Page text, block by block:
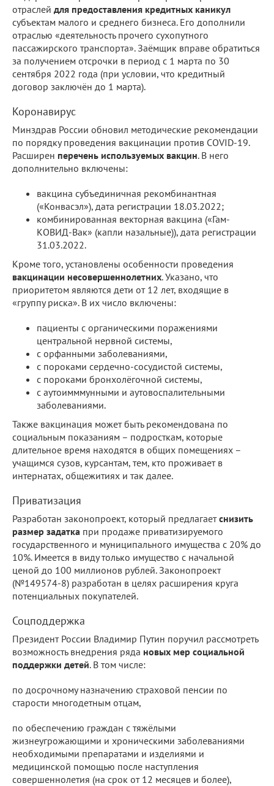
отраслей для предоставления кредитных каникул
субъектам малого и среднего бизнеса. Его дополнили
отраслью «деятельность прочего сухопутного
пассажирского транспорта». Заёмщик вправе обратиться
за получением отсрочки в период с 1 марта по 30
сентября 2022 года (при условии, что кредитный
договор заключён до 1 марта).
Коронавирус
Минздрав России обновил методические рекомендации
по порядку проведения вакцинации против COVID-19.
Расширен перечень используемых вакцин. В него
дополнительно включены:
вакцина субъединичная рекомбинантная
(«Конвасэл»), дата регистрации 18.03.2022;
комбинированная векторная вакцина («Гам-
КОВИД-Вак» (капли назальные)), дата регистрации
31.03.2022.
Кроме того, установлены особенности проведения
вакцинации несовершеннолетних. Указано, что
приоритетом являются дети от 12 лет, входящие в
«группу риска». В их число включены:
пациенты с органическими поражениями
центральной нервной системы,
с орфанными заболеваниями,
с пороками сердечно-сосудистой системы,
с пороками бронхолёгочной системы,
с аутоимммунными и аутовоспалительными
заболеваниями.
Также вакцинация может быть рекомендована по
социальным показаниям – подросткам, которые
длительное время находятся в общих помещениях –
учащимся сузов, курсантам, тем, кто проживает в
интернатах, общежитиях и так далее.
Приватизация
Разработан законопроект, который предлагаетснизить
размер задатка при продаже приватизируемого
государственного и муниципального имущества с 20% до
10%. Имеется в виду только имущество с начальной
ценой до 100 миллионов рублей. Законопроект
(№149574-8) разработан в целях расширения круга
потенциальных покупателей.
Соцподдержка
Президент России Владимир Путин поручил рассмотреть
возможность внедрения ряда новых мер социальной
поддержки детей. В том числе:
по досрочному назначению страховой пенсии по
старости многодетным отцам,
по обеспечению граждан с тяжёлыми
жизнеугрожающими и хроническими заболеваниями
необходимыми препаратами и изделиями и
медицинской помощью после наступления
совершеннолетия (на срок от 12 месяцев и более),